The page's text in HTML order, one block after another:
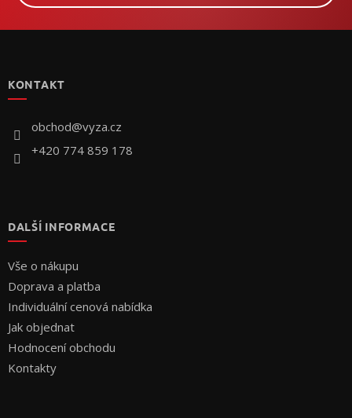
KONTAKT
obchod@vyza.cz
+420 774 859 178
DALŠÍ INFORMACE
Vše o nákupu
Doprava a platba
Individuální cenová nabídka
Jak objednat
Hodnocení obchodu
Kontakty